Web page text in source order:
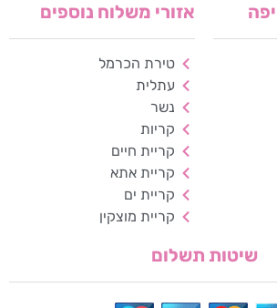
אזורי משלוח נוספים
טירת הכרמל
עתלית
נשר
קריות
קריית חיים
קריית אתא
קריית ים
קריית מוצקין
שיטות תשלום
הדגשת קישורים
פונט קריא